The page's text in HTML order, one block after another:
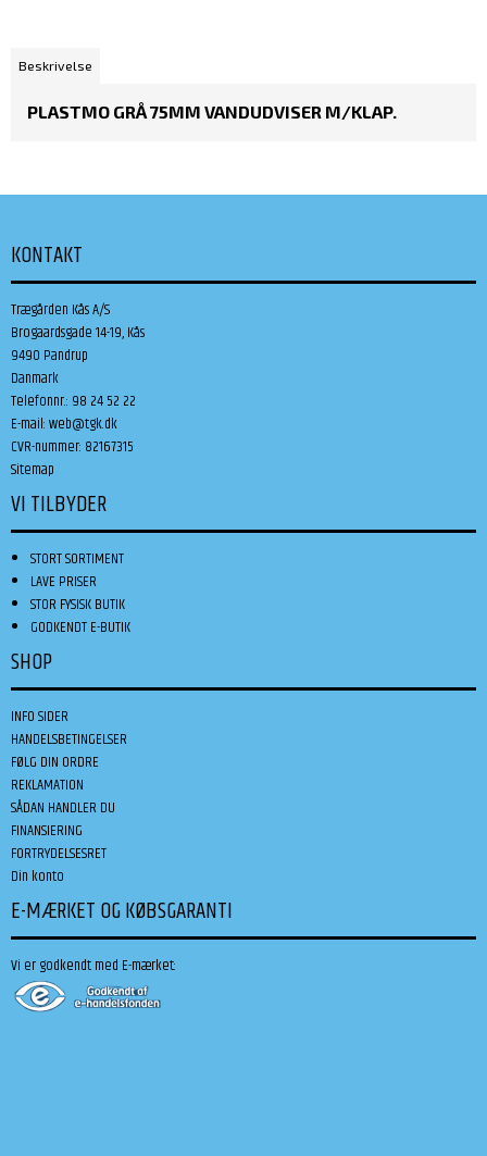
Beskrivelse
PLASTMO GRÅ 75MM VANDUDVISER M/KLAP.
KONTAKT
Trægården Kås A/S
Brogaardsgade 14-19, Kås
9490 Pandrup
Danmark
Telefonnr.: 98 24 52 22
E-mail:web@tgk.dk
CVR-nummer: 82167315
Sitemap
VI TILBYDER
STORT SORTIMENT
LAVE PRISER
STOR FYSISK BUTIK
GODKENDT E-BUTIK
SHOP
INFO SIDER
HANDELSBETINGELSER
FØLG DIN ORDRE
REKLAMATION
SÅDAN HANDLER DU
FINANSIERING
FORTRYDELSESRET
Din konto
E-MÆRKET OG KØBSGARANTI
Vi er godkendt med E-mærket: